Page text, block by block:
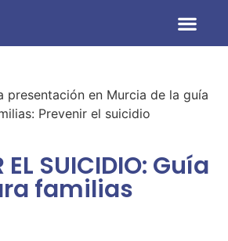
EL SUICIDIO: Guía
familias